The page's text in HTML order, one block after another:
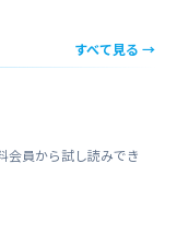
すべて見る →
会員から試し読みでき